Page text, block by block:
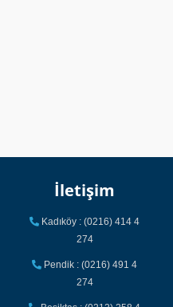
İletişim
Kadıköy : (0216) 414 4
274
Pendik : (0216) 491 4
274